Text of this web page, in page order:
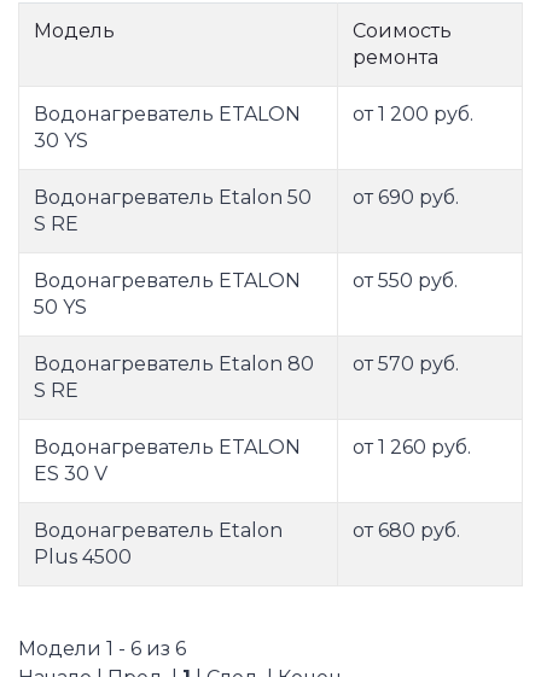
Модель
Соимость
ремонта
Водонагреватель ETALON
30 YS
от 1 200 руб.
Водонагреватель Etalon 50
S RE
от 690 руб.
Водонагреватель ETALON
50 YS
от 550 руб.
Водонагреватель Etalon 80
S RE
от 570 руб.
Водонагреватель ETALON
ES 30 V
от 1 260 руб.
Водонагреватель Etalon
Plus 4500
от 680 руб.
Модели 1 - 6 из 6